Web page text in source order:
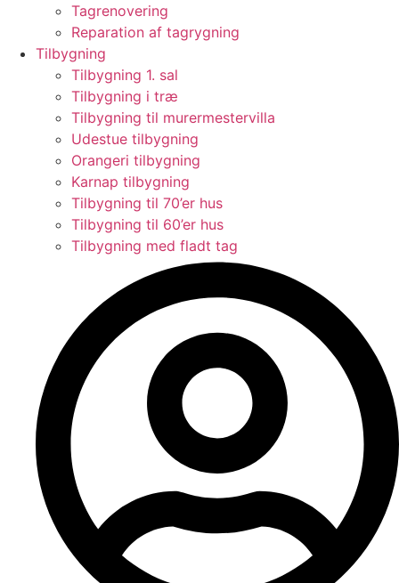
Tagrenovering
Reparation af tagrygning
Tilbygning
Tilbygning 1. sal
Tilbygning i træ
Tilbygning til murermestervilla
Udestue tilbygning
Orangeri tilbygning
Karnap tilbygning
Tilbygning til 70’er hus
Tilbygning til 60’er hus
Tilbygning med fladt tag